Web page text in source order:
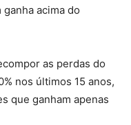
acima do
as perdas do
nos últimos 15 anos,
que ganham apenas